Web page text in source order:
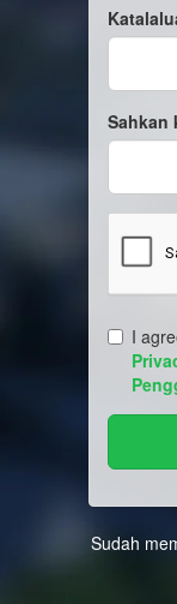
Sahkan
I
Sudah